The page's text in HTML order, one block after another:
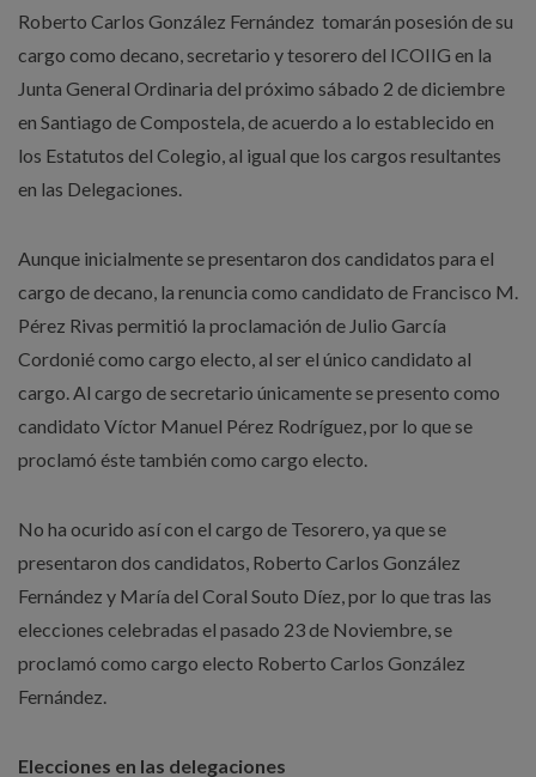
Roberto Carlos González Fernández tomarán posesión de su
cargo como decano, secretario y tesorero del ICOIIG en la
Junta General Ordinaria del próximo sábado 2 de diciembre
en Santiago de Compostela, de acuerdo a lo establecido en
los Estatutos del Colegio, al igual que los cargos resultantes
en las Delegaciones.
Aunque inicialmente se presentaron dos candidatos para el
cargo de decano, la renuncia como candidato de Francisco M.
Pérez Rivas permitió la proclamación de Julio García
Cordonié como cargo electo, al ser el único candidato al
cargo. Al cargo de secretario únicamente se presento como
candidato Víctor Manuel Pérez Rodríguez, por lo que se
proclamó éste también como cargo electo.
No ha ocurido así con el cargo de Tesorero, ya que se
presentaron dos candidatos, Roberto Carlos González
Fernández y María del Coral Souto Díez, por lo que tras las
elecciones celebradas el pasado 23 de Noviembre, se
proclamó como cargo electo Roberto Carlos González
Fernández.
Elecciones en las delegaciones